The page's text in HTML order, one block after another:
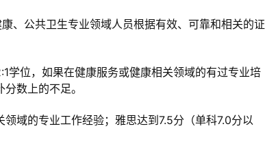
、公共卫生专业领域人员根据有效、可靠和相关的证
学位，如果在健康服务或健康相关领域的有过专业培
数上的不足。
域的专业工作经验；雅思达到7.5分（单科7.0分以